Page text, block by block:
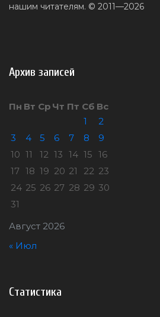
нашим читателям. © 2011—2026
Архив записей
Август 2026
Пн Вт Ср Чт Пт Сб Вс
1
2
3
4 5 6 7 8
9
10 11 12 13 14 15 16
17 18 19 20 21 22 23
24 25 26 27 28 29 30
31
« Июл
Статистика